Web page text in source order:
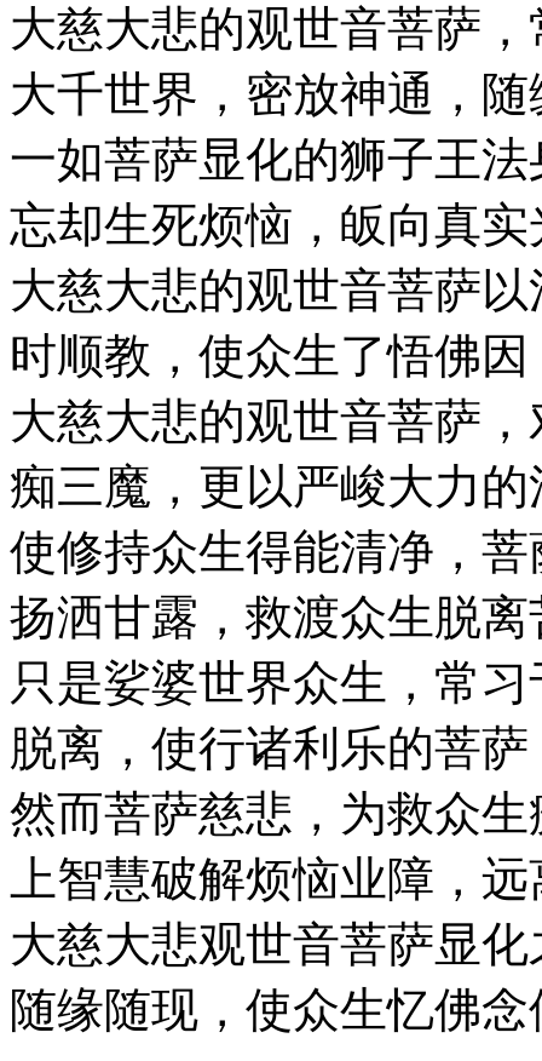
大慈大悲的观世音菩萨
大千世界，密放神通，
一如菩萨显化的狮子王
忘却生死烦恼，皈向真实
大慈大悲的观世音菩萨
时顺教，使众生了悟佛因
大慈大悲的观世音菩萨
痴三魔，更以严峻大力
使修持众生得能清净，
扬洒甘露，救渡众生脱离
只是娑婆世界众生，常
脱离，使行诸利乐的菩
然而菩萨慈悲，为救众
上智慧破解烦恼业障，
大慈大悲观世音菩萨显
随缘随现，使众生忆佛